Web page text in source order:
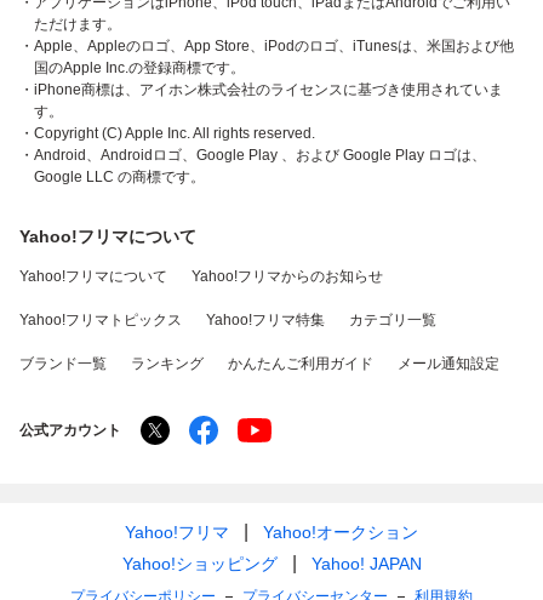
ただけます。
・Apple、Appleのロゴ、App Store、iPodのロゴ、iTunesは、米国および他
国のApple Inc.の登録商標です。
・iPhone商標は、アイホン株式会社のライセンスに基づき使用されていま
す。
・Copyright (C) Apple Inc. All rights reserved.
・Android、Androidロゴ、Google Play 、および Google Play ロゴは、
Google LLC の商標です。
Yahoo!フリマについて
Yahoo!フリマについて Yahoo!フリマからのお知らせ
Yahoo!フリマトピックス Yahoo!フリマ特集 カテゴリ一覧
ブランド一覧 ランキング かんたんご利用ガイド メール通知設定
公式アカウント
Yahoo!フリマ
Yahoo!オークション
Yahoo!ショッピング
Yahoo! JAPAN